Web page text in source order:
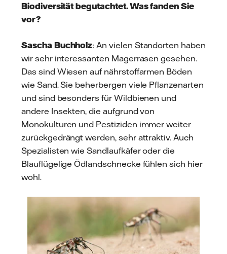
Biodiversität begutachtet. Was fanden Sie
vor?
Sascha Buchholz: An vielen Standorten haben
wir sehr interessanten Magerrasen gesehen.
Das sind Wiesen auf nährstoffarmen Böden
wie Sand. Sie beherbergen viele Pflanzenarten
und sind besonders für Wildbienen und
andere Insekten, die aufgrund von
Monokulturen und Pestiziden immer weiter
zurückgedrängt werden, sehr attraktiv.Auch
Spezialisten wie Sandlaufkäfer oder die
Blauflügelige Ödlandschnecke fühlen sich hier
wohl.